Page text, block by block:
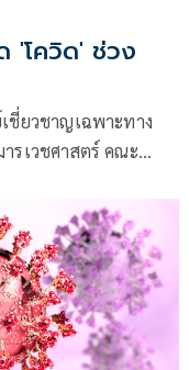
'โควิด' ช่วง
ชี่ยวชาญเฉพาะทาง
รเวชศาสตร์ คณะ
ในช่วงสงกรานต์